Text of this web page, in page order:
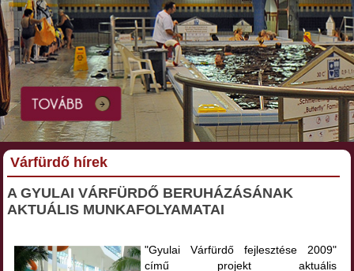
Várfürdő hírek
A GYULAI VÁRFÜRDŐ BERUHÁZÁSÁNAK
AKTUÁLIS MUNKAFOLYAMATAI
"Gyulai Várfürdő fejlesztése 2009"
című projekt aktuális